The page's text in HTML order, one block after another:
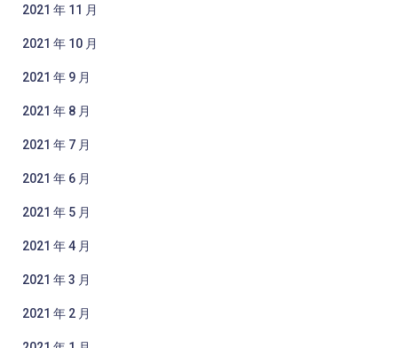
2021 年 11 月
2021 年 10 月
2021 年 9 月
2021 年 8 月
2021 年 7 月
2021 年 6 月
2021 年 5 月
2021 年 4 月
2021 年 3 月
2021 年 2 月